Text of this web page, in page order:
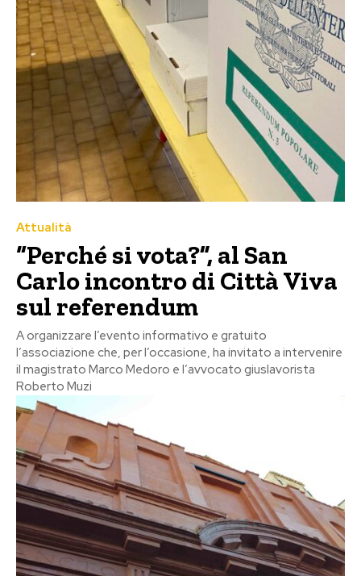
Attualità
“Perché si vota?”, al San
Carlo incontro di Città Viva
sul referendum
A organizzare l’evento informativo e gratuito
l’associazione che, per l’occasione, ha invitato a intervenire
il magistrato Marco Medoro e l’avvocato giuslavorista
Roberto Muzi